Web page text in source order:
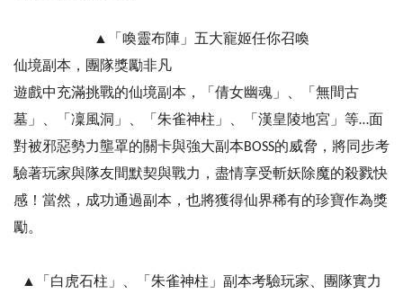
▲「喚靈布陣」五大寵姬任你召喚
仙境副本，團隊獎勵非凡
遊戲中充滿挑戰的仙境副本，「倩女幽魂」、「無間古
墓」、「凜風洞」、「朱雀神柱」、「漢皇陵地宮」等…面
對被邪惡勢力壟罩的關卡與強大副本BOSS的威脅，將同步考
驗著玩家與隊友間默契與戰力，盡情享受斬妖除魔的殺戮快
感！當然，成功通過副本，也將獲得仙界稀有的珍寶作為獎
勵。
▲「白虎石柱」、「朱雀神柱」副本考驗玩家、團隊實力